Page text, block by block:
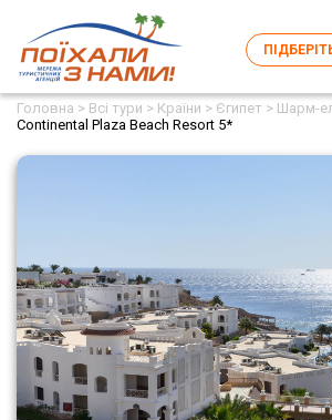
Головна > Всі тури > Країни > Єгипет > Шарм-
Continental Plaza Beach Resort 5*